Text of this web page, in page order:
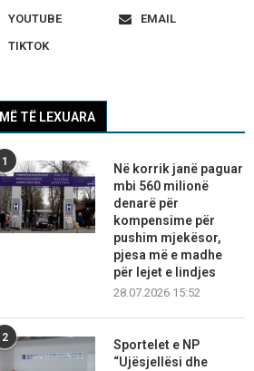
YOUTUBE
EMAIL
TIKTOK
MË TË LEXUARA
1
Në korrik janë paguar
mbi 560 milionë
denarë për
kompensime për
pushim mjekësor,
pjesa më e madhe
për lejet e lindjes
28.07.2026 15:52
2
Sportelet e NP
“Ujësjellësi dhe